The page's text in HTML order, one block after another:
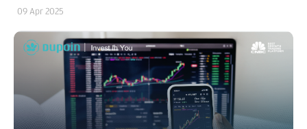
09 Apr 2025